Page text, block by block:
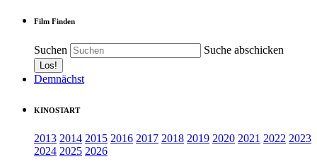
Film Finden
Suchen Suche abschicken
Demnächst
KINOSTART
2013 2014 2015 2016 2017 2018 2019 2020 2021 2022 2023
2024 2025 2026